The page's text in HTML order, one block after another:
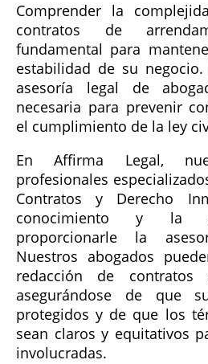
Comprender la
contratos de
fundamental para
estabilidad de su
asesoría legal de
necesaria para prevenir
el cumplimiento de la ley
En Affirma Legal,
profesionales
Contratos y Derecho
conocimiento y la
proporcionarle la
Nuestros abogados
redacción de contratos
asegurándose de que
protegidos y de que los
sean claros y equitativos
involucradas.